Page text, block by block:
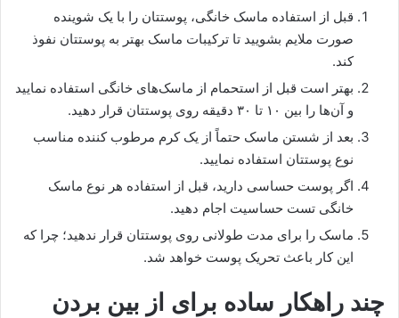
قبل از استفاده ماسک خانگی، پوستتان را با یک شوینده
صورت ملایم بشویید تا ترکیبات ماسک بهتر به پوستتان نفوذ
کند.
بهتر است قبل از استحمام از ماسک‌های خانگی استفاده نمایید
و آن‌ها را بین ۱۰ تا ۳۰ دقیقه روی پوستتان قرار دهید.
بعد از شستن ماسک حتماً از یک کرم مرطوب کننده مناسب
نوع پوستتان استفاده نمایید.
اگر پوست حساسی دارید، قبل از استفاده هر نوع ماسک
خانگی تست حساسیت اجام دهید.
ماسک را برای مدت طولانی روی پوستتان قرار ندهید؛ چرا که
این کار باعث تحریک پوست خواهد شد.
چند راهکار ساده برای از بین بردن